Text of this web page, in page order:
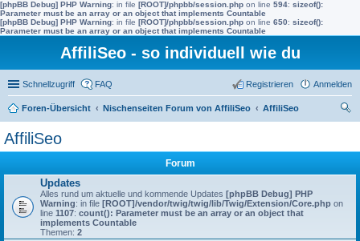
[phpBB Debug] PHP Warning: in file [ROOT]/phpbb/session.php on line 594: sizeof():
Parameter must be an array or an object that implements Countable
[phpBB Debug] PHP Warning: in file [ROOT]/phpbb/session.php on line 650: sizeof():
Parameter must be an array or an object that implements Countable
AffiliSeo - so individuell wie du
Schnellzugriff FAQ Anmelden
Registrieren
Foren-Übersicht Nischenseiten Forum von AffiliSeo
AffiliSeo
AffiliSeo
Forum
Updates
Alles rund um aktuelle und kommende Updates [phpBB Debug] PHP
Warning: in file [ROOT]/vendor/twig/twig/lib/Twig/Extension/Core.php on
line 1107: count(): Parameter must be an array or an object that
implements Countable
Themen: 2